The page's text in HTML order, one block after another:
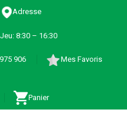
Adresse
8:30 – 16:30
906 Mes Favoris
Panier